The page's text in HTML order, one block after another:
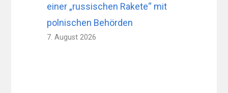
einer „russischen Rakete“ mit
polnischen Behörden
7. August 2026